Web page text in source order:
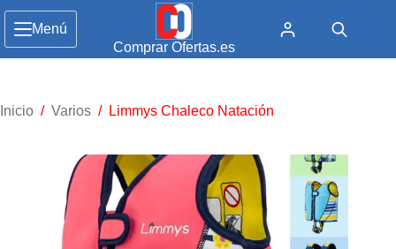
Menú
Comprar Ofertas.es
Inicio / Varios / Limmys Chaleco Natación